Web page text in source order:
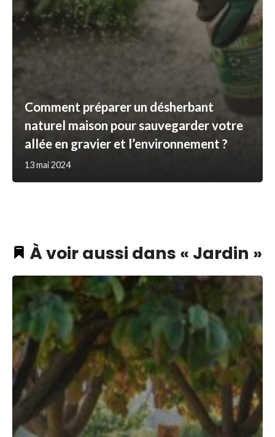
Comment préparer un désherbant
naturel maison pour sauvegarder votre
allée en gravier et l’environnement ?
13 mai 2024
À voir aussi dans « Jardin »